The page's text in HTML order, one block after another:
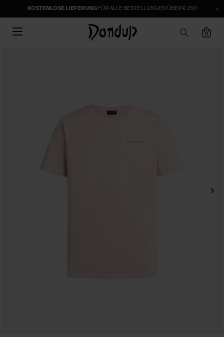
KOSTENLOSE LIEFERUNGFÜR ALLE BESTELLUNGEN ÜBER € 250
0